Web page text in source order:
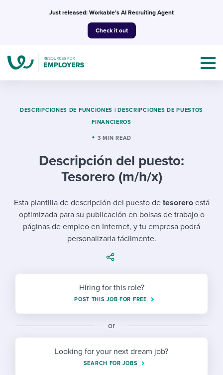
Just released: Workable’s AI Recruiting Agent
Check it out
Topics
Mobilizing AI in my work
Evaluating candidates
Working together with others
Maintaining hiring pipelines
Developing & retaining people
Ensuring compliance
Finding and attracting people
Establishing an employer brand
Templates & Guides
I WANT...
Job description templates
Policy templates
Onboarding checklists
Step-by-step tutorials
Free ebooks & reports
HR terms
I’m a jobseeker
I WANT TO LEARN ABOUT...
Pay & benefits
Career development
Modern working life
Overall career resources
Attend webinars & events
Workable customer stories
Explore Workable
Request a demo
Start a free trial
DESCRIPCIONES DE FUNCIONES | DESCRIPCIONES DE PUESTOS
FINANCIEROS
3 MIN READ
Descripción del puesto:
Tesorero (m/h/x)
Esta plantilla de descripción del puesto detesoreroestá
optimizada para su publicación en bolsas de trabajo o
páginas de empleo en Internet, y tu empresa podrá
personalizarla fácilmente.
Hiring for this role?
POST THIS JOB FOR FREE
or
Looking for your next dream job?
SEARCH FOR JOBS